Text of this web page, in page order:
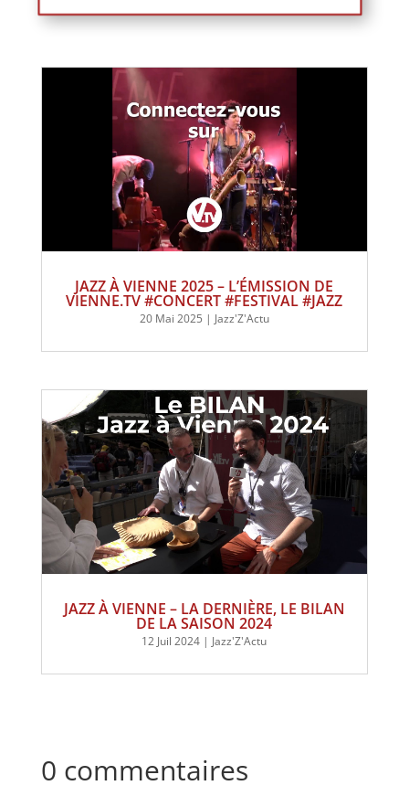
JAZZ À VIENNE 2025 – L’ÉMISSION DE
VIENNE.TV #CONCERT #FESTIVAL #JAZZ
20 Mai 2025 | Jazz'Z'Actu
JAZZ À VIENNE – LA DERNIÈRE, LE BILAN
DE LA SAISON 2024
12 Juil 2024 | Jazz'Z'Actu
0 commentaires